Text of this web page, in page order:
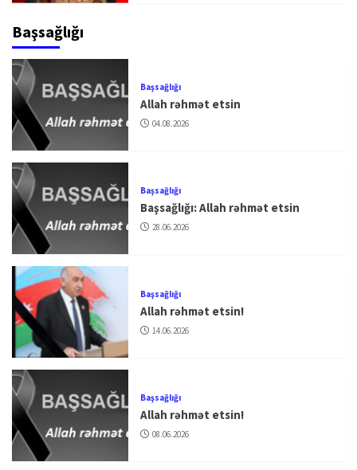
Başsağlığı
Başsağlığı
Allah rəhmət etsin
04.08.2026
Başsağlığı
Başsağlığı: Allah rəhmət etsin
28.06.2026
Başsağlığı
Allah rəhmət etsin!
14.06.2026
Başsağlığı
Allah rəhmət etsin!
08.06.2026